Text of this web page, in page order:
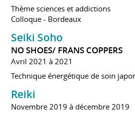
Thème sciences et addictions
Colloque - Bordeaux
Seiki Soho
NO SHOES/ FRANS COPPERS
Avril 2021 à 2021
Technique énergétique de soin
Reiki
Novembre 2019 à décembre 2019